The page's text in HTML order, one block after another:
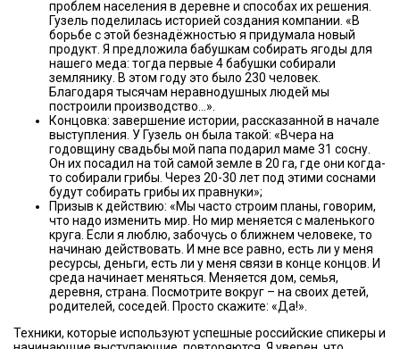
проблем населения в деревне и способах их решения.
Гузель поделилась историей создания компании. «В
борьбе с этой безнадёжностью я придумала новый
продукт. Я предложила бабушкам собирать ягоды для
нашего меда: тогда первые 4 бабушки собирали
землянику. В этом году это было 230 человек.
Благодаря тысячам неравнодушных людей мы
построили производство…».
Концовка: завершение истории, рассказанной в начале
выступления. У Гузель он была такой: «Вчера на
годовщину свадьбы мой папа подарил маме 31 сосну.
Он их посадил на той самой земле в 20 га, где они когда-
то собирали грибы. Через 20-30 лет под этими соснами
будут собирать грибы их правнуки»;
Призыв к действию: «Мы часто строим планы, говорим,
что надо изменить мир. Но мир меняется с маленького
круга. Если я люблю, забочусь о ближнем человеке, то
начинаю действовать. И мне все равно, есть ли у меня
ресурсы, деньги, есть ли у меня связи в конце концов. И
среда начинает меняться. Меняется дом, семья,
деревня, страна. Посмотрите вокруг – на своих детей,
родителей, соседей. Просто скажите: «Да!».
Техники, которые используют успешные российские спикеры и